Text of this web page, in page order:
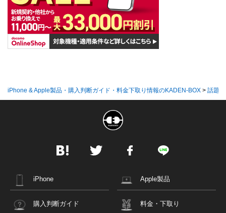
iPhone & Apple製品・購入判断ガイド・料金下取り情報のKADEN-BOX > 話題
iPhone Apple製品
購入判断ガイド 料金・下取り